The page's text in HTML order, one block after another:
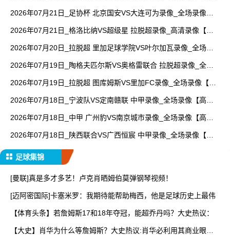
2026年07月21日_足协杯 北京国安VS大连可为录像_全场录像
2026年07月21日_格洛比纳VS超级星 拉脱超录像_高清录像【全
2026年07月20日_拉脱超 里加足球学院VS叶尔加瓦录像_全场录
2026年07月19日_陶格夫匹尔斯VS奥格雷联合 拉脱超录像_全场
2026年07月19日_拉脱超 图库姆斯VS里加FC录像_全场录像【全
2026年07月18日_宁波队VS定南赣联 中甲录像_全场录像【高清
2026年07月18日_中甲 广州豹VS南京城市录像_全场录像【高清
2026年07月18日_陕西联合VS广西恒宸 中甲录像_全场录像【高
足球集锦
[曼联]真是多才多艺！卢克肖晒姆伯莫弹钢琴视频！
[迈阿密国际]卡塞米罗：我期待能帮助梅西，他是足球历史上最伟
【体育头条】若詹姆斯17和18年夺冠，能超乔丹吗？大史热议：
【大史】肖华为什么等詹姆斯？大史热议:肖华必利用其商业眼光